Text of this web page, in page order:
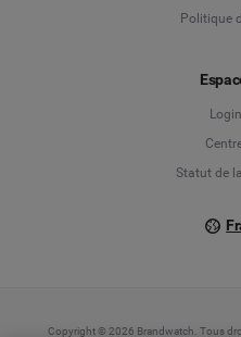
Politique
Statut de
Copyright © 2026 Brandwatch. Tous